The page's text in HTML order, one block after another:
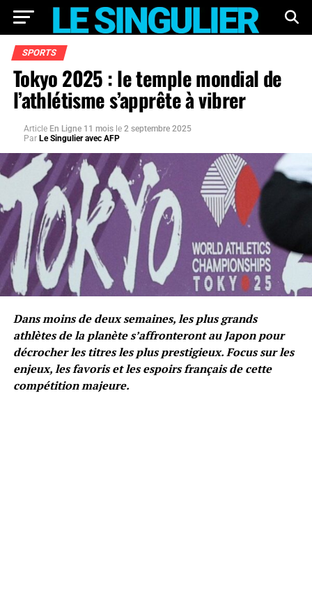
SPORTS
Tokyo 2025 : le temple mondial de
l’athlétisme s’apprête à vibrer
Article En Ligne 11 mois le 2 septembre 2025
Par Le Singulier avec AFP
Dans moins de deux semaines, les plus grands
athlètes de la planète s’affronteront au Japon pour
décrocher les titres les plus prestigieux. Focus sur les
enjeux, les favoris et les espoirs français de cette
compétition majeure.